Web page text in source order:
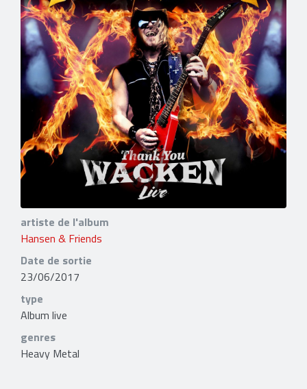
artiste de l'album
Hansen & Friends
Date de sortie
23/06/2017
type
Album live
genres
Heavy Metal